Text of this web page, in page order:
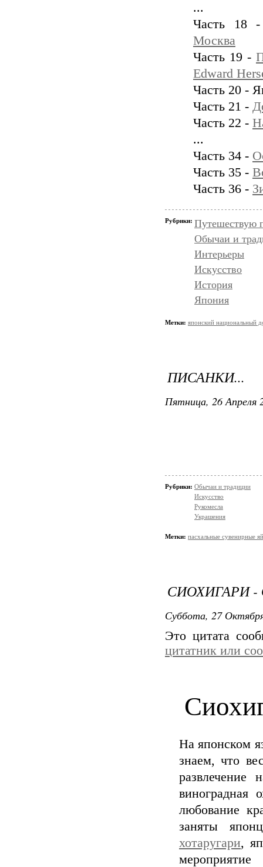
...
Часть 18
Москва
Часть 19 -
Edward
Часть 20 -
Часть 21 -
Часть 22 -
...
Часть 34 -
Часть 35 -
Часть 36 -
Рубрики: Путешествую
Обычаи и
Интерьеры
Искусство
История
Япония
Метки: японский национальный
ПИСАНКИ...
Пятница, 26 Апреля
Рубрики: Обычаи и традиции
Искусство
Рукомесла
Украшения
Метки: пасхальные сувенирные
СИОХИГАРИ
Суббота, 27
Это цитата
цитатник или
На японском
знаем, что
развлечение
виноградная
любование
заняты
хотаругари,